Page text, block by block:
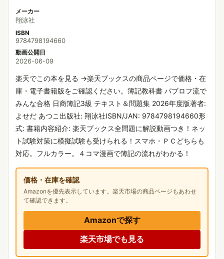
メーカー
翔泳社
ISBN
9784798194660
動画公開日
2026-06-09
楽天でこの本を見る →楽天ブックスの商品ページで価格・在
庫・電子書籍版をご確認ください。簿記教科書 パブロフ流で
みんな合格 日商簿記3級 テキスト＆問題集 2026年度版著者:
よせだ あつこ出版社: 翔泳社ISBN/JAN: 9784798194660形
式: 書籍内容紹介: 楽天ブックス全問題に解説動画つき！ネッ
ト試験対策に模擬試験も受けられる！スマホ・ＰＣどちらも
対応。フルカラー。４コマ漫画で簿記の流れがわかる！
価格・在庫を確認
Amazonを優先表示しています。楽天市場の商品ページもあわせ
て確認できます。
Amazonで探す
楽天市場でも見る